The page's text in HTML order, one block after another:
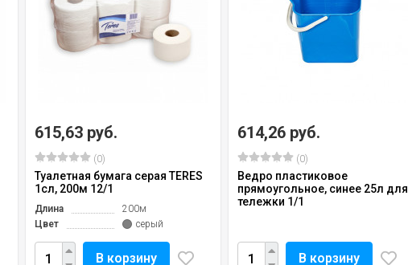
615,63 руб.
(0)
Туалетная бумага серая TERES
1сл, 200м 12/1
Длина
200м
Цвет
серый
В корзину
614,26 руб.
(0)
Ведро пластиковое
прямоугольное, синее 25л для
тележки 1/1
В корзину